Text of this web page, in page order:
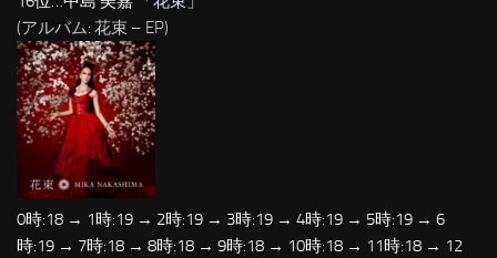
(アルバム: 花束 – EP)
0時:18 → 1時:19 → 2時:19 → 3時:19 → 4時:19 → 5時:19 → 6
時:19 → 7時:18 → 8時:18 → 9時:18 → 10時:18 → 11時:18 → 12